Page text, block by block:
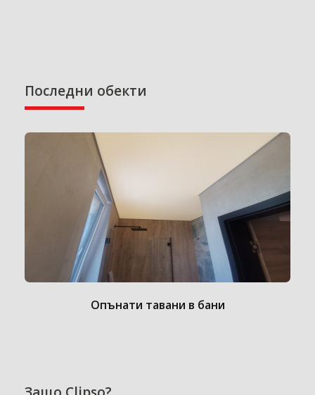
Последни обекти
Опънати тавани в бани